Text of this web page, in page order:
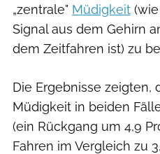
„zentrale" Müdigkeit
Signal aus dem Gehirn
dem Zeitfahren ist) zu
Die Ergebnisse zeigten,
Müdigkeit in beiden
(ein Rückgang um 4,9
Fahren im Vergleich zu